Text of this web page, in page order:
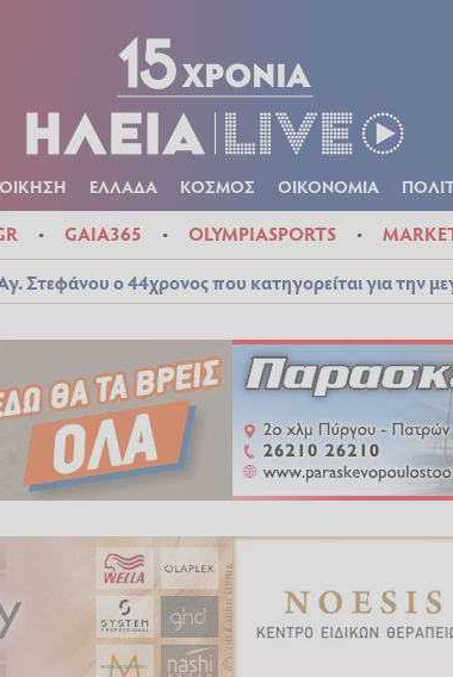
ΕΛΛΑΔΑ ΚΟΣΜΟΣ ΟΙΚΟΝΟΜΙΑ
GAIA365 OLYMPIASPORTS
Στεφάνου ο 44χρονος που κατηγορείται για την